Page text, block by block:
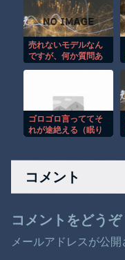
売れないモデルなん
ですが、何か質問あ
ゴロゴロ言っててそ
れが途絶える（眠り
コメント
コメントをどうぞ
メールアドレスが公開